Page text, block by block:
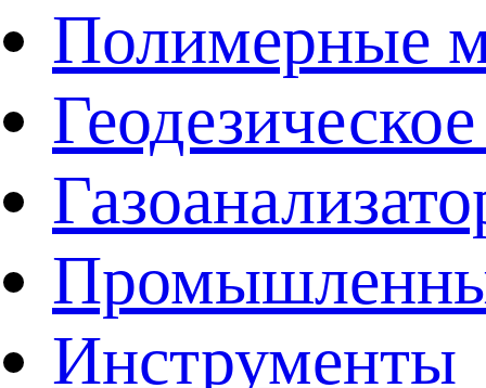
Полимерные
Инструменты